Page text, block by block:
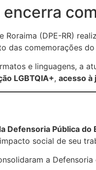
Roraima (DPE-RR)
das comemorações do
e linguagens, a
LGBTQIA+, acesso à
Defensoria Pública do
social de seu
a Defensoria